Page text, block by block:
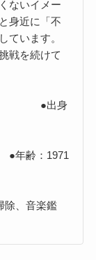
ないイメー
身近に「不
ています。
戦を続けて
楽鑑